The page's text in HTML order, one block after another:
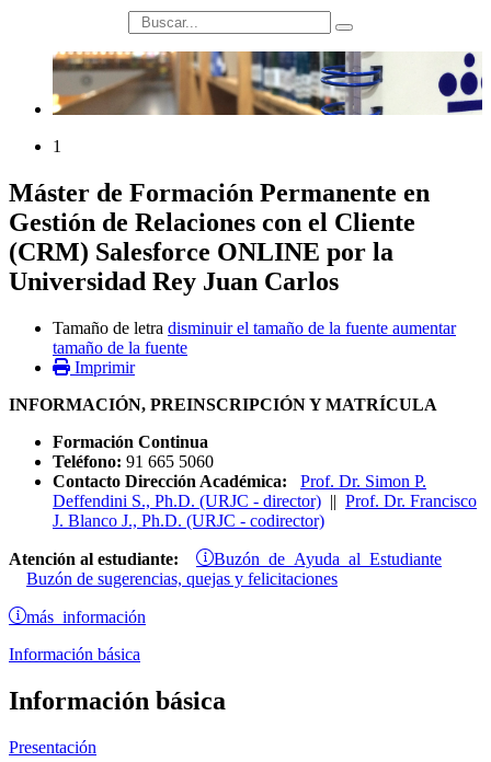
búsqueda
1
Máster de Formación Permanente en
Gestión de Relaciones con el Cliente
(CRM) Salesforce ONLINE por la
Universidad Rey Juan Carlos
Tamaño de letra disminuir el tamaño de la fuente aumentar
tamaño de la fuente
Imprimir
INFORMACIÓN, PREINSCRIPCIÓN Y MATRÍCULA
Formación Continua
Teléfono: 91 665 5060
Contacto Dirección Académica: Prof. Dr. Simon P.
Deffendini S., Ph.D. (URJC - director) || Prof. Dr. Francisco
J. Blanco J., Ph.D. (URJC - codirector)
Atención al estudiante: Buzón de Ayuda al Estudiante
Buzón de sugerencias, quejas y felicitaciones
más información
Información básica
Información básica
Presentación